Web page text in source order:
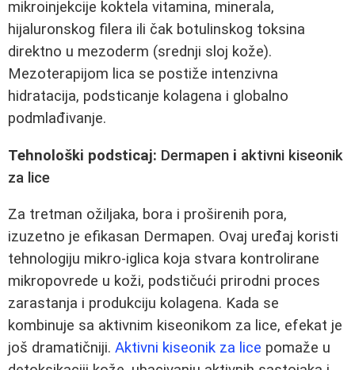
mikroinjekcije koktela vitamina, minerala,
hijaluronskog filera ili čak botulinskog toksina
direktno u mezoderm (srednji sloj kože).
Mezoterapijom lica se postiže intenzivna
hidratacija, podsticanje kolagena i globalno
podmlađivanje.
Tehnološki podsticaj: Dermapen i aktivni kiseonik
za lice
Za tretman ožiljaka, bora i proširenih pora,
izuzetno je efikasan Dermapen. Ovaj uređaj koristi
tehnologiju mikro-iglica koja stvara kontrolirane
mikropovrede u koži, podstičući prirodni proces
zarastanja i produkciju kolagena. Kada se
kombinuje sa aktivnim kiseonikom za lice, efekat je
još dramatičniji. Aktivni kiseonik za lice pomaže u